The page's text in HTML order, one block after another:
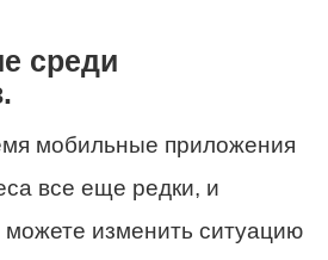
среди
мобильные приложения
все еще редки, и
изменить ситуацию